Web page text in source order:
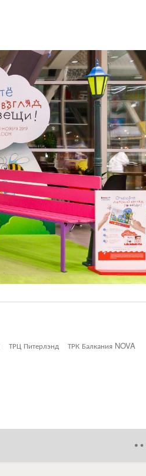
ТРЦ Питерлэнд
ТРК Балкания NOVA